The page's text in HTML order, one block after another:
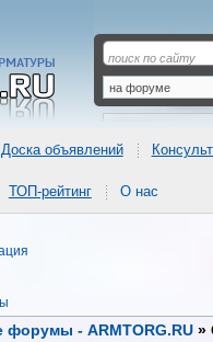
Доска объявлений
ТОП-рейтинг О нас
форумы - ARMTORG.RU »